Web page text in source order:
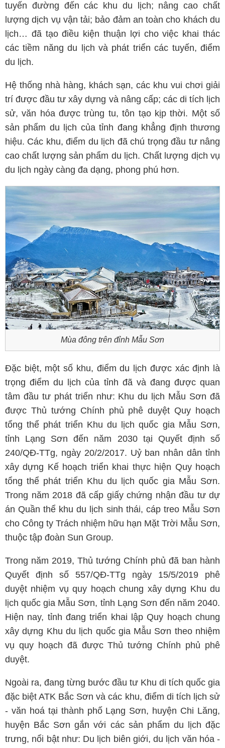
tuyến đường đến các khu du lịch; nâng cao chất
lượng dịch vụ vận tải; bảo đảm an toàn cho khách du
lịch… đã tạo điều kiện thuận lợi cho việc khai thác
các tiềm năng du lịch và phát triển các tuyến, điểm
du lịch.
Hệ thống nhà hàng, khách sạn, các khu vui chơi giải
trí được đầu tư xây dựng và nâng cấp; các di tích lịch
sử, văn hóa được trùng tu, tôn tạo kịp thời. Một số
sản phẩm du lịch của tỉnh đang khẳng định thương
hiệu. Các khu, điểm du lịch đã chú trọng đầu tư nâng
cao chất lượng sản phẩm du lịch. Chất lượng dịch vụ
du lịch ngày càng đa dạng, phong phú hơn.
Mùa đông trên đỉnh Mẫu Sơn
Đặc biệt, một số khu, điểm du lịch được xác định là
trọng điểm du lịch của tỉnh đã và đang được quan
tâm đầu tư phát triển như: Khu du lịch Mẫu Sơn đã
được Thủ tướng Chính phủ phê duyệt Quy hoạch
tổng thể phát triển Khu du lịch quốc gia Mẫu Sơn,
tỉnh Lạng Sơn đến năm 2030 tại Quyết định số
240/QĐ-TTg, ngày 20/2/2017. Uỷ ban nhân dân tỉnh
xây dựng Kế hoạch triển khai thực hiện Quy hoạch
tổng thể phát triển Khu du lịch quốc gia Mẫu Sơn.
Trong năm 2018 đã cấp giấy chứng nhận đầu tư dự
án Quần thể khu du lịch sinh thái, cáp treo Mẫu Sơn
cho Công ty Trách nhiệm hữu hạn Mặt Trời Mẫu Sơn,
thuộc tập đoàn Sun Group.
Trong năm 2019, Thủ tướng Chính phủ đã ban hành
Quyết định số 557/QĐ-TTg ngày 15/5/2019 phê
duyệt nhiệm vụ quy hoạch chung xây dựng Khu du
lịch quốc gia Mẫu Sơn, tỉnh Lạng Sơn đến năm 2040.
Hiện nay, tỉnh đang triển khai lập Quy hoạch chung
xây dựng Khu du lịch quốc gia Mẫu Sơn theo nhiệm
vụ quy hoạch đã được Thủ tướng Chính phủ phê
duyệt.
Ngoài ra, đang từng bước đầu tư Khu di tích quốc gia
đặc biệt ATK Bắc Sơn và các khu, điểm di tích lịch sử
- văn hoá tại thành phố Lạng Sơn, huyện Chi Lăng,
huyện Bắc Sơn gắn với các sản phẩm du lịch đặc
trưng, nổi bật như: Du lịch biên giới, du lịch văn hóa -